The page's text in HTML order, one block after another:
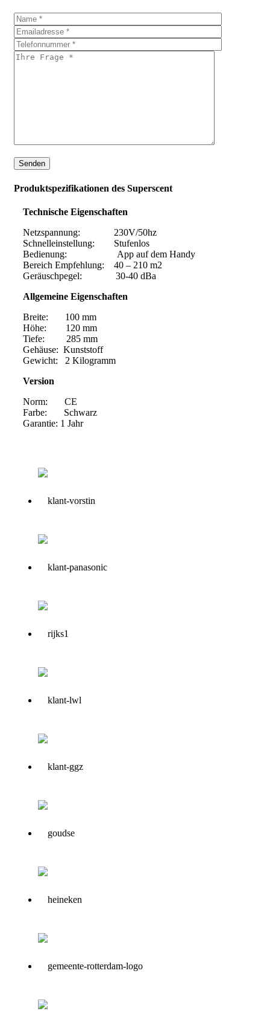
Produktspezifikationen des Superscent
Technische Eigenschaften
Netzspannung: 230V/50hz
Schnelleinstellung: Stufenlos
Bedienung: App auf dem Handy
Bereich Empfehlung: 40 – 210 m2
Geräuschpegel: 30-40 dBa
Allgemeine Eigenschaften
Breite: 100 mm
Höhe: 120 mm
Tiefe: 285 mm
Gehäuse: Kunststoff
Gewicht: 2 Kilogramm
Version
Norm: CE
Farbe: Schwarz
Garantie: 1 Jahr